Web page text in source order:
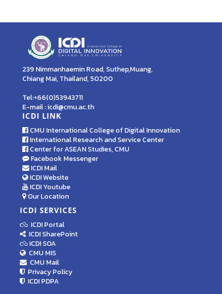
239 Nimmanhaemin Road, Suthep,Muang,
Chiang Mai, Thailand, 50200
Tel:+66(0)53943711
E-mail : icdi@cmu.ac.th
ICDI LINK
CMU International College of Digital Innovation
International Research and Service Center
Center for ASEAN Studies, CMU
Facebook Messenger
ICDI Mail
ICDI Website
ICDI Youtube
Our Location
ICDI SERVICES
ICDI Portal
ICDI SharePoint
ICDI SOA
CMU MIS
CMU Mail
Privacy Policy
ICDI PDPA